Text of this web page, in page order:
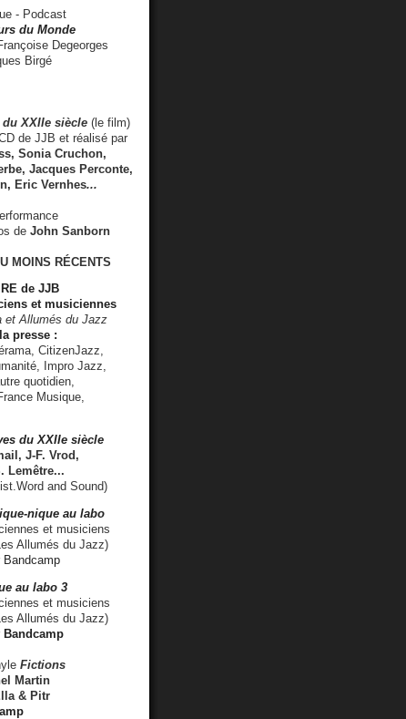
- Podcast
du Monde
Degeorges
Birgé
XXIIe siècle (le film)
de JJB et réalisé par
Sonia Cruchon,
Jacques Perconte,
, Eric Vernhes...
de John Sanborn
MOINS RÉCENTS
de JJB
et musiciennes
et Allumés du Jazz
presse :
CitizenJazz,
Impro Jazz,
quotidien,
Musique,
du XXIIe siècle
J-F. Vrod,
Lemêtre...
and Sound)
nique au labo
et musiciens
Allumés du Jazz)
Bandcamp
au labo 3
et musiciens
Allumés du Jazz)
Bandcamp
Fictions
Martin
& Pitr